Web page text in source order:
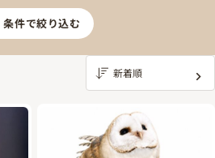
条件で絞り込む